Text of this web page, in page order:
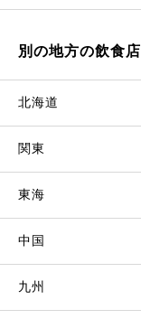
別の地方の飲食店
北海道
関東
東海
中国
九州